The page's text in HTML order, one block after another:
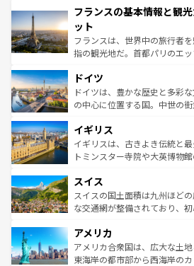
ませてくれるイタリアで、忘
なお、新着のイタリア情報は
しい。
文化が根付くこの国では、情
れる闘牛、そして美味しいタ
る。首都マドリードの洗練さ
アートに溢れた街角から、地
せる。地方によって風土や気
性で訪
ンテンツ一覧を参照してほし
フランスの基本情報と観
ット
フランスは、世界中の旅行者
指の観光地だ。首都パリのエ
で、幅広い魅力が詰まってい
聖堂、美しいビーチ、そして
から魅了する。また、フラン
いる。シャンパンの発祥地であ
香り高いラベンダー畑など、
らに、パリ以外の地域にも魅
れる地方に足を運ぶとそれぞ
きるだろう。 なお、新着
を参照してほしい。
ドイツ
ドイツは、豊かな歴史と多彩
の中心に位置する国。中世の
顔を持つこの国は、どこを歩い
ルリンの文化的活気、バイエ
してライン川沿いのワイン畑
は、お酒好きな人にはぜひ体験してほし
ドイツ情報はコンテンツ一覧
イギリス
イギリスは、古きよき伝統と
トミンスター寺院や大英博物
リアごとに異なる魅力がある
ティー、ビール好きにはたま
戦など、本場だからこそでき
ンツ一覧を参照してほしい。
スイス
スイスの国土面積は九州ほど
な交通網が整備されており、
の建物がそのまま残る町や、ス
博物館もあり、アルプス観光
ことができる。国民の所得が
アメリカ
アメリカ合衆国は、広大な土
東海岸の都市部から西海岸の